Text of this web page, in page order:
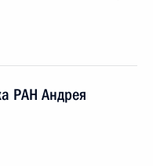
РАН Андрея